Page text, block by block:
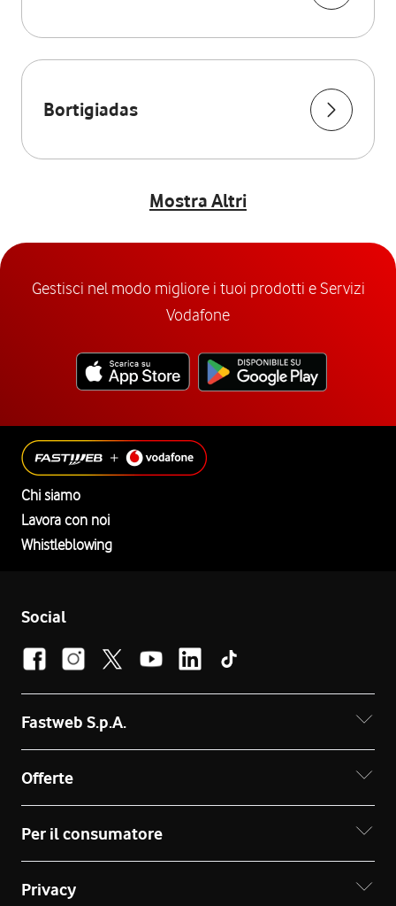
Bortigiadas
Mostra Altri
Gestisci nel modo migliore i tuoi prodotti e Servizi
Vodafone
Chi siamo
Lavora con noi
Whistleblowing
Social
Fastweb S.p.A.
Offerte
Per il consumatore
Privacy